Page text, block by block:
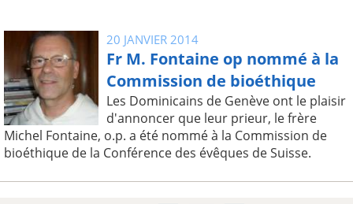
20 JANVIER 2014
Fr M. Fontaine op nommé à la
Commission de bioéthique
Les Dominicains de Genève ont le plaisir
d'annoncer que leur prieur, le frère
Michel Fontaine, o.p. a été nommé à la Commission de
bioéthique de la Conférence des évêques de Suisse.